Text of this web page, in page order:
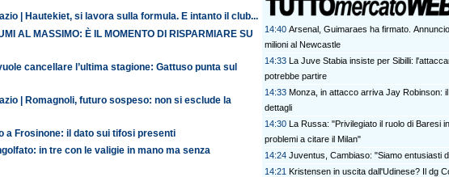
| Hautekiet, si lavora sulla formula. E intanto il club...
AL MASSIMO: È IL MOMENTO DI RISPARMIARE SU
cancellare l’ultima stagione: Gattuso punta sul
| Romagnoli, futuro sospeso: non si esclude la
a Frosinone: il dato sui tifosi presenti
in tre con le valigie in mano ma senza
14:40 Arsenal, Guimaraes ha firmato.
milioni al Newcastle
14:33 La Juve Stabia insiste per Sibilli:
potrebbe partire
14:33 Monza, in attacco arriva Jay Robinson:
dettagli
14:30 La Russa: "Privilegiato il ruolo di Baresi
problemi a citare il Milan"
14:24 Juventus, Cambiaso: "Siamo entusiasti
14:21 Kristensen in uscita dall'Udinese? Il dg